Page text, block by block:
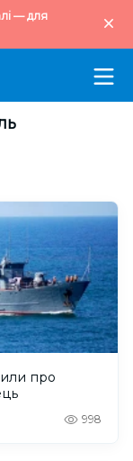
— для
про
998